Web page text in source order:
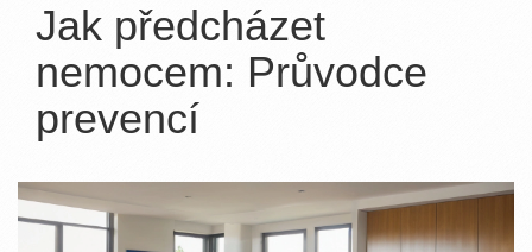
Jak předcházet
nemocem: Průvodce
prevencí